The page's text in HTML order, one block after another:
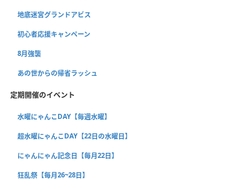
地底迷宮グランドアビス
初心者応援キャンペーン
8月強襲
あの世からの帰省ラッシュ
定期開催のイベント
水曜にゃんこDAY【毎週水曜】
超水曜にゃんこDAY【22日の水曜日】
にゃんにゃん記念日【毎月22日】
狂乱祭【毎月26~28日】